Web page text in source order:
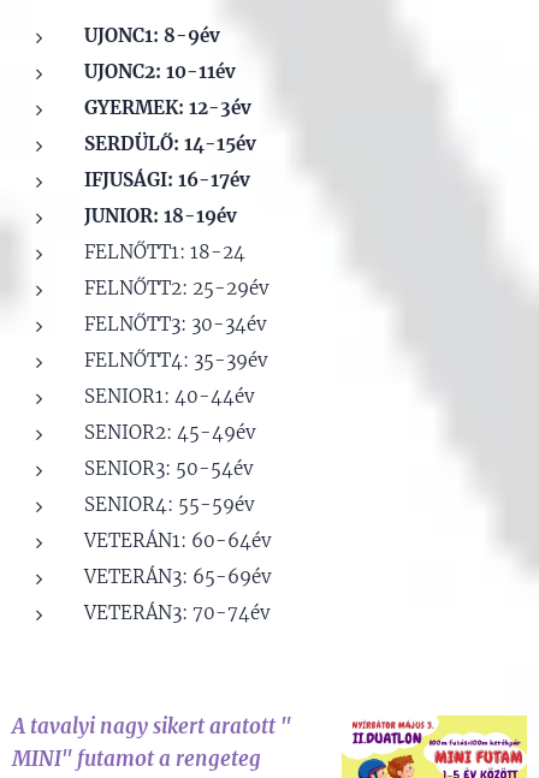
UJONC1: 8-9év
UJONC2: 10-11év
GYERMEK: 12-3év
SERDÜLŐ: 14-15év
IFJUSÁGI: 16-17év
JUNIOR: 18-19év
FELNŐTT1: 18-24
FELNŐTT2: 25-29év
FELNŐTT3: 30-34év
FELNŐTT4: 35-39év
SENIOR1: 40-44év
SENIOR2: 45-49év
SENIOR3: 50-54év
SENIOR4: 55-59év
VETERÁN1: 60-64év
VETERÁN3: 65-69év
VETERÁN3: 70-74év
A tavalyi nagy sikert aratott "
MINI" futamot a rengeteg